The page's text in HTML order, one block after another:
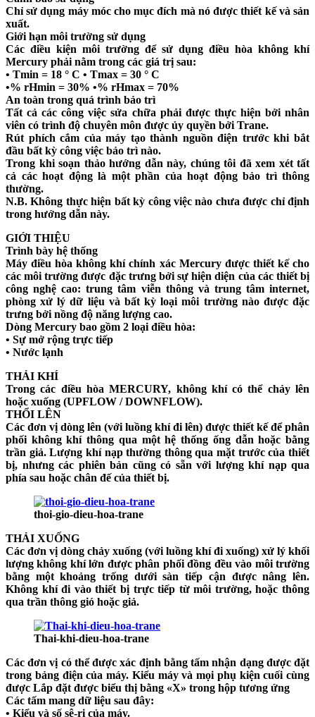
Chỉ sử dụng máy móc cho mục đích mà nó được thiết kế và sản
xuất.
Giới hạn môi trường sử dụng
Các điều kiện môi trường để sử dụng điều hòa không khí
Mercury phải nằm trong các giá trị sau:
• Tmin = 18 ° C • Tmax = 30 ° C
•% rHmin = 30% •% rHmax = 70%
An toàn trong quá trình bảo trì
Tất cả các công việc sửa chữa phải được thực hiện bởi nhân
viên có trình độ chuyên môn được ủy quyền bởi Trane.
Rút phích cắm của máy tạo thành nguồn điện trước khi bắt
đầu bất kỳ công việc bảo trì nào.
Trong khi soạn thảo hướng dẫn này, chúng tôi đã xem xét tất
cả các hoạt động là một phần của hoạt động bảo trì thông
thường.
N.B. Không thực hiện bất kỳ công việc nào chưa được chỉ định
trong hướng dẫn này.
GIỚI THIỆU
Trình bày hệ thống
Máy điều hòa không khí chính xác Mercury được thiết kế cho
các môi trường được đặc trưng bởi sự hiện diện của các thiết bị
công nghệ cao: trung tâm viễn thông và trung tâm internet,
phòng xử lý dữ liệu và bất kỳ loại môi trường nào được đặc
trưng bởi nồng độ năng lượng cao.
Dòng Mercury bao gồm 2 loại điều hòa:
• Sự mở rộng trực tiếp
• Nước lạnh
THẢI KHÍ
Trong các điều hòa MERCURY, không khí có thể chảy lên
hoặc xuống (UPFLOW / DOWNFLOW).
THỔI LÊN
Các đơn vị dòng lên (với luồng khí đi lên) được thiết kế để phân
phối không khí thông qua một hệ thống ống dẫn hoặc bằng
trần giả. Lượng khí nạp thường thông qua mặt trước của thiết
bị, nhưng các phiên bản cũng có sẵn với lượng khí nạp qua
phía sau hoặc chân đế của thiết bị.
thoi-gio-dieu-hoa-trane
THẢI XUỐNG
Các đơn vị dòng chảy xuống (với luồng khí đi xuống) xử lý khối
lượng không khí lớn được phân phối đồng đều vào môi trường
bằng một khoảng trống dưới sàn tiếp cận được nâng lên.
Không khí đi vào thiết bị trực tiếp từ môi trường, hoặc thông
qua trần thông gió hoặc giả.
Thai-khi-dieu-hoa-trane
Các đơn vị có thể được xác định bằng tấm nhận dạng được đặt
trong bảng điện của máy. Kiểu máy và mọi phụ kiện cuối cùng
được Lắp đặt được biểu thị bằng «X» trong hộp tương ứng
Các tấm mang dữ liệu sau đây:
• Kiểu và số sê-ri của máy.